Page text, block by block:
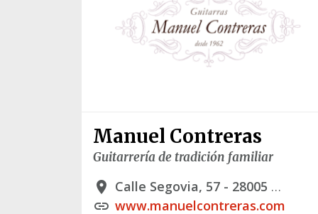
Manuel Contreras
Guitarrería de tradición familiar
place
Calle Segovia, 57 - 28005 Madrid
link www.manuelcontreras.com